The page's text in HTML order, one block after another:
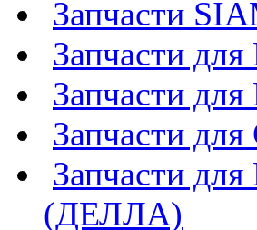
Запчасти
Запчасти
Запчасти
Запчасти
Запчасти
(ДЕЛЛА)